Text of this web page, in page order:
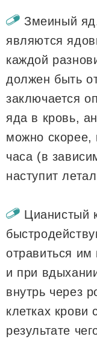
Змеиный
являются
каждой
должен быть
заключается
яда в кровь,
можно скорее,
часа (в
наступит
Цианистый
отравиться им
и при
внутрь через
клетках крови
результате